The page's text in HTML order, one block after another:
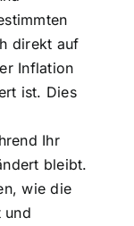
direkt auf
Inflation
ist. Dies
Ihr
bleibt.
wie die
und